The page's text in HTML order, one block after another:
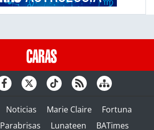
Noticias Marie Claire
Fortuna
Parabrisas Lunateen BATimes